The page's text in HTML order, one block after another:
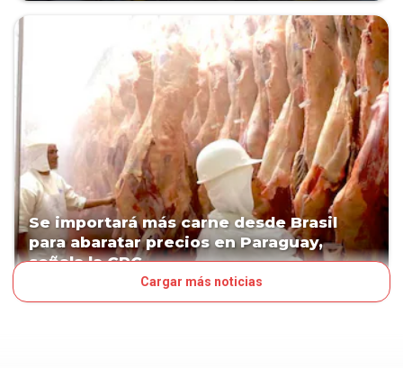
Se importará más carne desde Brasil
para abaratar precios en Paraguay,
señala la CPC
Cargar más noticias